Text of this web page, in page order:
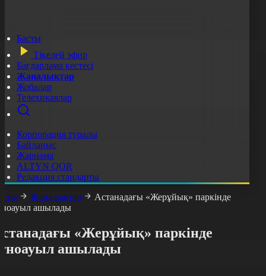
Басты
Тікелей эфир
Бағдарлама кестесі
Жаңалықтар
Жобалар
Телехикаялар
Корпорация туралы
Байланыс
Жарнама
ALTYN QOR
Редакция стандарты
Жаңалықтар
Астанадағы «Жерұйық» паркінде
ашылады
«Жерұйық» паркінде
ашылады